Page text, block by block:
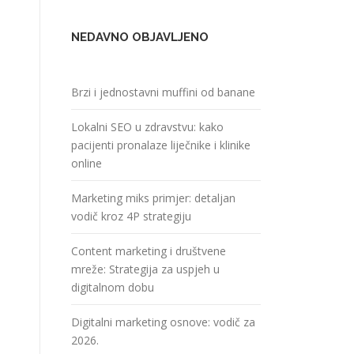
NEDAVNO OBJAVLJENO
Brzi i jednostavni muffini od banane
Lokalni SEO u zdravstvu: kako
pacijenti pronalaze liječnike i klinike
online
Marketing miks primjer: detaljan
vodič kroz 4P strategiju
Content marketing i društvene
mreže: Strategija za uspjeh u
digitalnom dobu
Digitalni marketing osnove: vodič za
2026.